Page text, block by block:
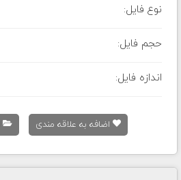
نوع فایل:
حجم فایل:
اندازه فایل:
اضافه به علاقه مندی